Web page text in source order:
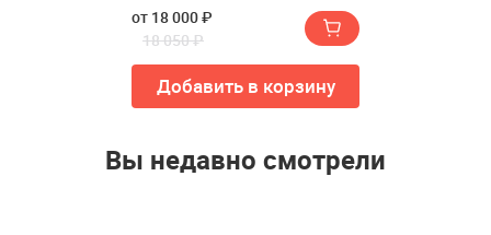
от 18 000 ₽
18 050 ₽
Добавить в корзину
Вы недавно смотрели